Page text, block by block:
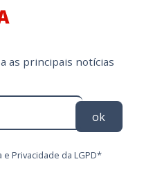
as principais notícias
ok
Privacidade da LGPD*